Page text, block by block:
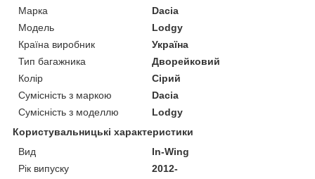
Марка
Dacia
Модель
Lodgy
Країна виробник
Україна
Тип багажника
Дворейковий
Колір
Сірий
Сумісність з маркою
Dacia
Сумісність з моделлю
Lodgy
Користувальницькі характеристики
Вид
In-Wing
Рік випуску
2012-